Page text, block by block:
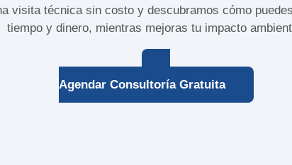
visita técnica sin costo y descubramos cómo
tiempo y dinero, mientras mejoras tu impacto
Agendar Consultoría Gratuita